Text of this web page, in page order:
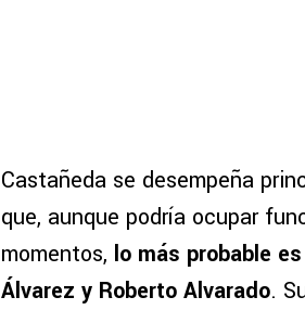
Castañeda se desempeña
que, aunque podría ocupar
momentos, lo más probable
Álvarez y Roberto Alvarado.